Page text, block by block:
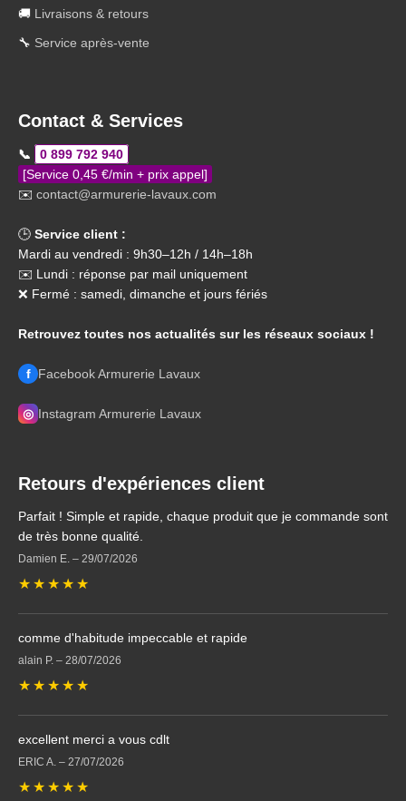
🚚 Livraisons & retours
🔧 Service après-vente
Contact & Services
📞
0 899 792 940
[Service 0,45 €/min + prix appel]
✉️ contact@armurerie-lavaux.com
🕒 Service client :
Mardi au vendredi : 9h30–12h / 14h–18h
✉️ Lundi : réponse par mail uniquement
❌ Fermé : samedi, dimanche et jours fériés
Retrouvez toutes nos actualités sur les réseaux sociaux !
f Facebook Armurerie Lavaux
◎ Instagram Armurerie Lavaux
Retours d'expériences client
Parfait ! Simple et rapide, chaque produit que je commande sont
de très bonne qualité.
Damien E. – 29/07/2026
★ ★ ★ ★ ★
comme d'habitude impeccable et rapide
alain P. – 28/07/2026
★ ★ ★ ★ ★
excellent merci a vous cdlt
ERIC A. – 27/07/2026
★ ★ ★ ★ ★